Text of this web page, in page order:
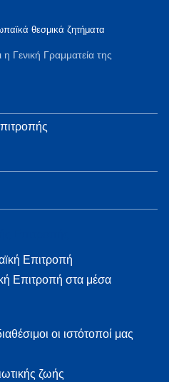
θεσμικά ζητήματα
η Γενική Γραμματεία της
Επιτροπή
Επιτροπή στα μέσα
οι ιστότοποί μας
ζωής